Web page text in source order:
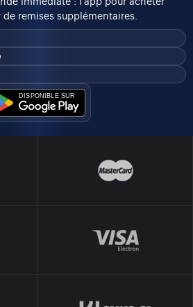
remises supplémentaires.